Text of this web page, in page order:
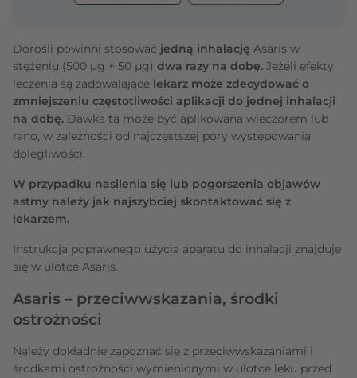
Dorośli powinni stosować jedną inhalację Asaris w
stężeniu (500 μg + 50 μg) dwa razy na dobę. Jeżeli efekty
leczenia są zadowalające lekarz może zdecydować o
zmniejszeniu częstotliwości aplikacji do jednej inhalacji
na dobę. Dawka ta może być aplikowana wieczorem lub
rano, w zależności od najczęstszej pory występowania
dolegliwości.
W przypadku nasilenia się lub pogorszenia objawów
astmy należy jak najszybciej skontaktować się z
lekarzem.
Instrukcja poprawnego użycia aparatu do inhalacji znajduje
się w ulotce Asaris.
Asaris – przeciwwskazania, środki
ostrożności
Należy dokładnie zapoznać się z przeciwwskazaniami i
środkami ostrożności wymienionymi w ulotce leku przed